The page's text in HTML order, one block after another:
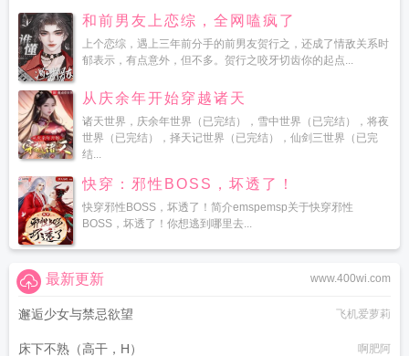
和前男友上恋综，全网嗑疯了
上个恋综，遇上三年前分手的前男友贺行之，还成了情敌关系时
郁表示，有点意外，但不多。贺行之咬牙切齿你的起点...
从庆余年开始穿越诸天
诸天世界，庆余年世界（已完结），雪中世界（已完结），将夜
世界（已完结），择天记世界（已完结），仙剑三世界（已完
结...
快穿：邪性BOSS，坏透了！
快穿邪性BOSS，坏透了！简介emspemsp关于快穿邪性
BOSS，坏透了！你想逃到哪里去...
www.400wi.com
最新更新
邂逅少女与禁忌欲望 飞机爱萝莉
床下不熟（高干，H） 啊肥阿